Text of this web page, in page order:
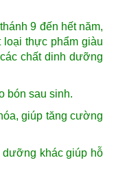
9 đến hết năm,
thực phẩm giàu
chất dinh dưỡng
bón sau sinh.
giúp tăng cường
dưỡng khác giúp hỗ